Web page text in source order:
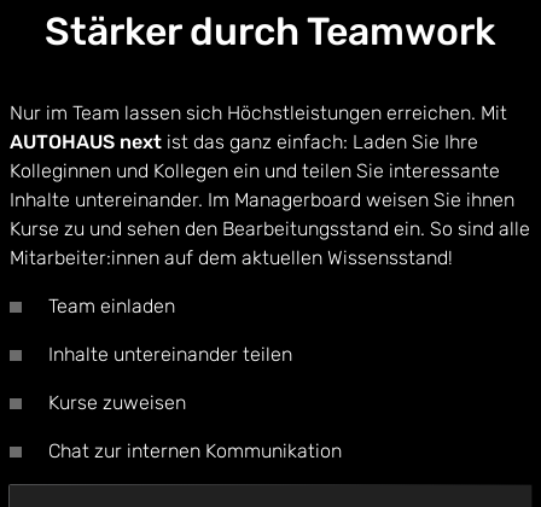
Stärker durch Teamwork
Nur im Team lassen sich Höchstleistungen erreichen. Mit
AUTOHAUS next ist das ganz einfach: Laden Sie Ihre
Kolleginnen und Kollegen ein und teilen Sie interessante
Inhalte untereinander. Im Managerboard weisen Sie ihnen
Kurse zu und sehen den Bearbeitungsstand ein. So sind alle
Mitarbeiter:innen auf dem aktuellen Wissensstand!
Team einladen
Inhalte untereinander teilen
Kurse zuweisen
Chat zur internen Kommunikation